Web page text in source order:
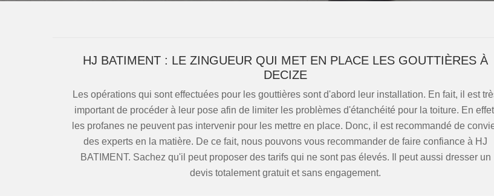
HJ BATIMENT : LE ZINGUEUR QUI MET EN PLACE LES GOUTTIÈRES À
DECIZE
Les opérations qui sont effectuées pour les gouttières sont d'abord leur installation. En fait, il est
important de procéder à leur pose afin de limiter les problèmes d'étanchéité pour la toiture. En
les profanes ne peuvent pas intervenir pour les mettre en place. Donc, il est recommandé de
des experts en la matière. De ce fait, nous pouvons vous recommander de faire confiance à HJ
BATIMENT. Sachez qu'il peut proposer des tarifs qui ne sont pas élevés. Il peut aussi dresser un
devis totalement gratuit et sans engagement.